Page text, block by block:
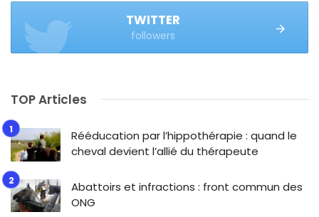
TWITTER
followers
TOP Articles
Rééducation par l’hippothérapie : quand le
cheval devient l’allié du thérapeute
Abattoirs et infractions : front commun des
ONG